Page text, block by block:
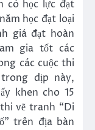
có học lực đạt
học đạt loại
giá đạt hoàn
gia tốt các
các cuộc thi
dịp này,
khen cho 15
vẽ tranh “Di
trên địa bàn